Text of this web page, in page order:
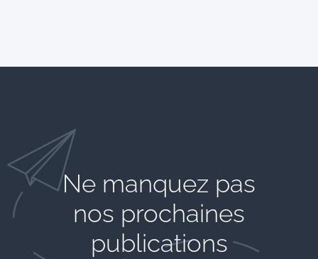
Ne manquez pas
nos prochaines
publications